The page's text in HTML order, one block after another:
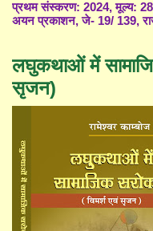
प्रथम संस्करण: 2024, मूल्य:
अयन प्रकाशन, जे- 19/ 139,
लघुकथाओं में
सृजन)